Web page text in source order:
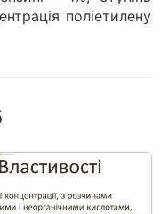
поліетилену